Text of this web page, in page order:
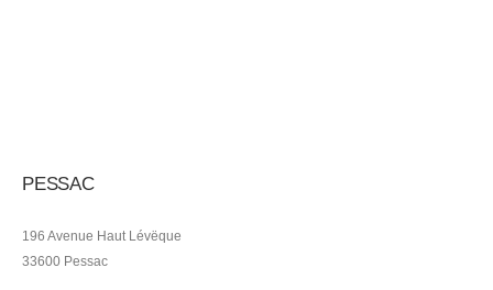
PESSAC
196 Avenue Haut Lévëque
33600 Pessac